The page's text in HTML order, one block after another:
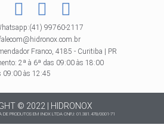
I
n
s
t
a
g
r
a
P
i
n
t
e
r
e
s
W
h
a
t
a
p
p
99760-2117
Franco, 4185 - Curitiba | PR
2ª à 6ª das 09:00 às 18:00
09:00 às 12:45
© 2022 | HIDRONOX
DE PRODUTOS EM INOX LTDA CNPJ: 01.381.478/0001-71